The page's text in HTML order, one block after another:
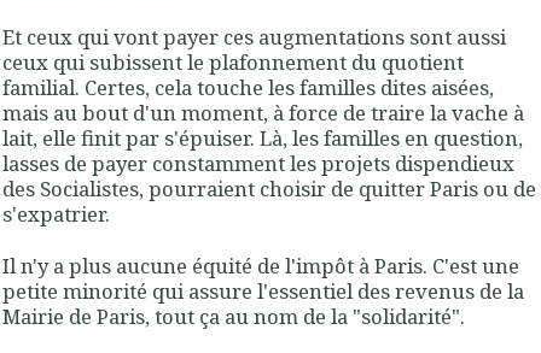
Et ceux qui vont payer ces augmentations sont aussi
ceux qui subissent le plafonnement du quotient
familial. Certes, cela touche les familles dites aisées,
mais au bout d'un moment, à force de traire la vache à
lait, elle finit par s'épuiser. Là, les familles en question,
lasses de payer constamment les projets dispendieux
des Socialistes, pourraient choisir de quitter Paris ou de
s'expatrier.
Il n'y a plus aucune équité de l'impôt à Paris. C'est une
petite minorité qui assure l'essentiel des revenus de la
Mairie de Paris, tout ça au nom de la "solidarité".